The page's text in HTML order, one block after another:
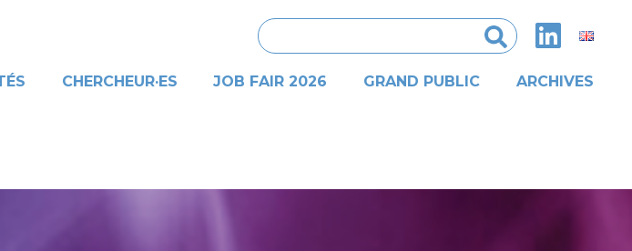
CHERCHEUR·ES JOB FAIR 2026 GRAND PUBLIC ARCHIVES